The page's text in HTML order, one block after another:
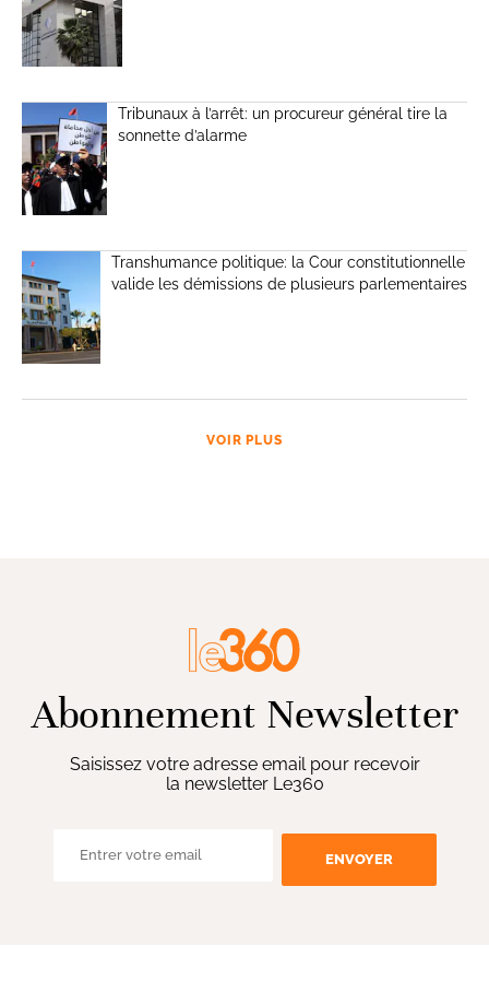
Tribunaux à l’arrêt: un procureur général tire la
sonnette d’alarme
Transhumance politique: la Cour constitutionnelle
valide les démissions de plusieurs parlementaires
VOIR PLUS
Abonnement Newsletter
Saisissez votre adresse email pour recevoir
la newsletter Le360
ENVOYER